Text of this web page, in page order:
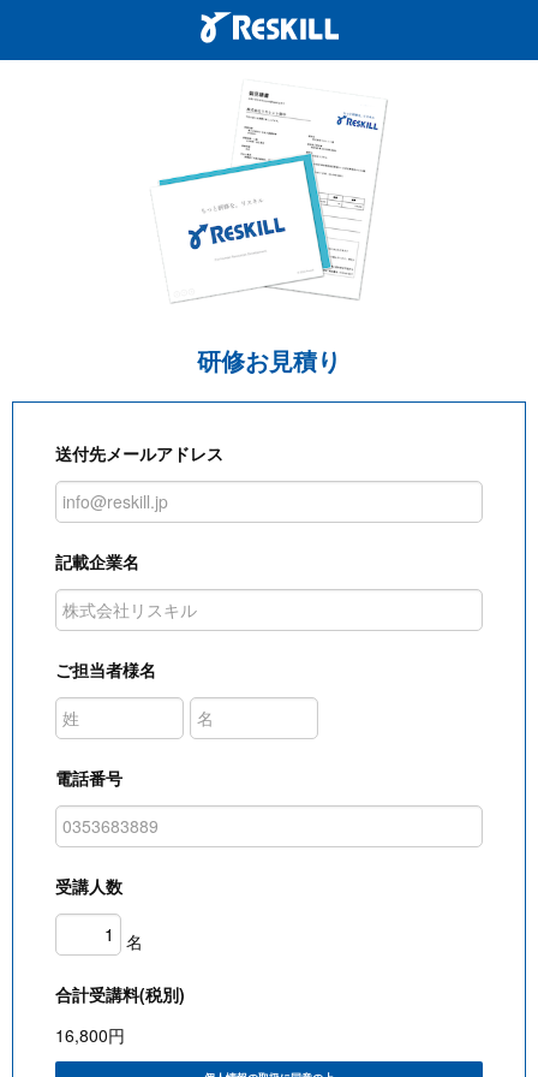
研修お見積り
送付先メールアドレス
記載企業名
ご担当者様名
電話番号
受講人数
名
合計受講料(税別)
16,800円